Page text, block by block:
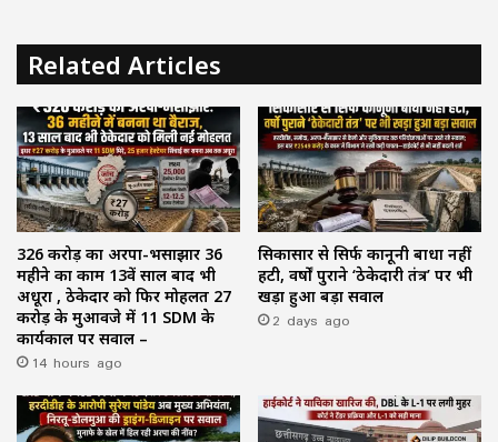
Related Articles
₹326 करोड़ का अरपा-भैंसाझार 36
महीने का काम 13वें साल बाद भी
अधूरा , ठेकेदार को फिर मोहलत ₹27
करोड़ के मुआवजे में 11 SDM के
कार्यकाल पर सवाल –
14 hours ago
सिकासार से सिर्फ कानूनी बाधा नहीं
हटी, वर्षों पुराने ‘ठेकेदारी तंत्र’ पर भी
खड़ा हुआ बड़ा सवाल
2 days ago